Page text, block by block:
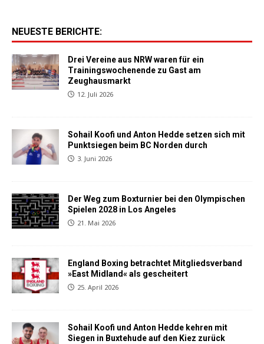
NEUESTE BERICHTE:
Drei Vereine aus NRW waren für ein
Trainingswochenende zu Gast am
Zeughausmarkt
12. Juli 2026
Sohail Koofi und Anton Hedde setzen sich mit
Punktsiegen beim BC Norden durch
3. Juni 2026
Der Weg zum Boxturnier bei den Olympischen
Spielen 2028 in Los Angeles
21. Mai 2026
England Boxing betrachtet Mitgliedsverband
»East Midland« als gescheitert
25. April 2026
Sohail Koofi und Anton Hedde kehren mit
Siegen in Buxtehude auf den Kiez zurück